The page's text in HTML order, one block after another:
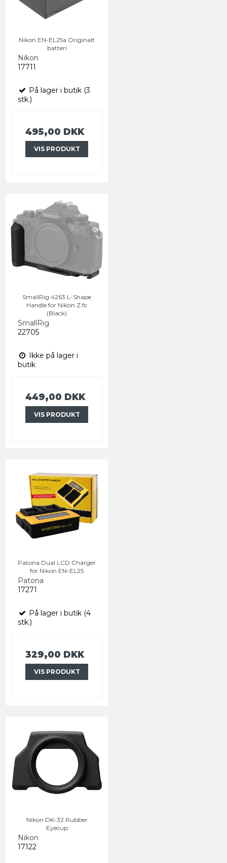
Nikon EN-EL25a Originalt
batteri
Nikon
17711
På lager i butik (3
stk.)
495,00 DKK
VIS PRODUKT
SmallRig 4263 L-Shape
Handle for Nikon Z fc
(Black)
SmallRig
22705
Ikke på lager i
butik
449,00 DKK
VIS PRODUKT
Patona Dual LCD Charger
for Nikon EN-EL25
Patona
17271
På lager i butik (4
stk.)
329,00 DKK
VIS PRODUKT
Nikon DK-32 Rubber
Eyecup
Nikon
17122